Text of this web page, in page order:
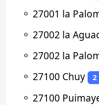
⚬ 27001 la
⚬ 27002 la
⚬ 27002 la
⚬ 27100 Chuy 2
⚬ 27100